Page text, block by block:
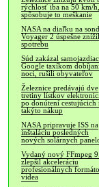
rýchlosť iba na 50 km/h,
spôsobuje to meškanie
NASA na diaľku na
Voyager 2 úspešne
spotrebu
Súd zakázal
Google taxíkom
noci, rušili obyvateľov
Železnice predávajú dve
tretiny lístkov
po donútení cestujúcich
takýto nákup
NASA pripravuje ISS na
inštaláciu posledných
nových solárnych
Vydaný nový FFmpeg
zlepšil akceleráciu
profesionálnych
videa